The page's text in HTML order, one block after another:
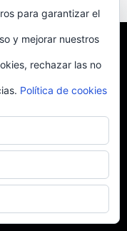
Sevillano
para garantizar el
y mejorar nuestros
rechazar las no
Política de cookies